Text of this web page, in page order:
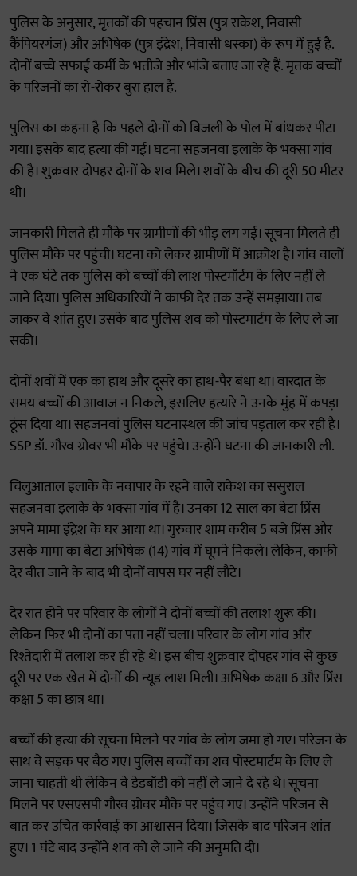
पुलिस के अनुसार, मृतकों की पहचान प्रिंस (पुत्र राकेश, निवासी
कैंपियरगंज) और अभिषेक (पुत्र इंद्रेश, निवासी धस्का) के रूप में हुई है.
दोनों बच्चे सफाई कर्मी के भतीजे और भांजे बताए जा रहे हैं. मृतक बच्चों
के परिजनों का रो-रोकर बुरा हाल है.
पुलिस का कहना है कि पहले दोनों को बिजली के पोल में बांधकर पीटा
गया। इसके बाद हत्या की गई। घटना सहजनवा इलाके के भक्सा गांव
की है। शुक्रवार दोपहर दोनों के शव मिले। शवों के बीच की दूरी 50 मीटर
थी।
जानकारी मिलते ही मौके पर ग्रामीणों की भीड़ लग गई। सूचना मिलते ही
पुलिस मौके पर पहुंची। घटना को लेकर ग्रामीणों में आक्रोश है। गांव वालों
ने एक घंटे तक पुलिस को बच्चों की लाश पोस्टमॉर्टम के लिए नहीं ले
जाने दिया। पुलिस अधिकारियों ने काफी देर तक उन्हें समझाया। तब
जाकर वे शांत हुए। उसके बाद पुलिस शव को पोस्टमार्टम के लिए ले जा
सकी।
दोनों शवों में एक का हाथ और दूसरे का हाथ-पैर बंधा था। वारदात के
समय बच्चों की आवाज न निकले, इसलिए हत्यारे ने उनके मुंह में कपड़ा
ठूंस दिया था। सहजनवां पुलिस घटनास्थल की जांच पड़ताल कर रही है।
SSP डॉ. गौरव ग्रोवर भी मौके पर पहुंचे। उन्होंने घटना की जानकारी ली.
चिलुआताल इलाके के नवापार के रहने वाले राकेश का ससुराल
सहजनवा इलाके के भक्सा गांव में है। उनका 12 साल का बेटा प्रिंस
अपने मामा इंद्रेश के घर आया था। गुरुवार शाम करीब 5 बजे प्रिंस और
उसके मामा का बेटा अभिषेक (14) गांव में घूमने निकले। लेकिन, काफी
देर बीत जाने के बाद भी दोनों वापस घर नहीं लौटे।
देर रात होने पर परिवार के लोगों ने दोनों बच्चों की तलाश शुरू की।
लेकिन फिर भी दोनों का पता नहीं चला। परिवार के लोग गांव और
रिश्तेदारी में तलाश कर ही रहे थे। इस बीच शुक्रवार दोपहर गांव से कुछ
दूरी पर एक खेत में दोनों की न्यूड लाश मिली। अभिषेक कक्षा 6 और प्रिंस
कक्षा 5 का छात्र था।
बच्चों की हत्या की सूचना मिलने पर गांव के लोग जमा हो गए। परिजन के
साथ वे सड़क पर बैठ गए। पुलिस बच्चों का शव पोस्टमार्टम के लिए ले
जाना चाहती थी लेकिन वे डेडबॉडी को नहीं ले जाने दे रहे थे। सूचना
मिलने पर एसएसपी गौरव ग्रोवर मौके पर पहुंच गए। उन्होंने परिजन से
बात कर उचित कार्रवाई का आश्वासन दिया। जिसके बाद परिजन शांत
हुए। 1 घंटे बाद उन्होंने शव को ले जाने की अनुमति दी।